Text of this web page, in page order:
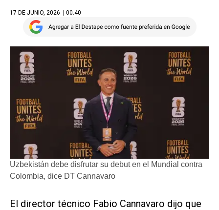
17 DE JUNIO, 2026 | 00.40
Uzbekistán debe disfrutar su debut en el Mundial contra
Colombia, dice DT Cannavaro
El director técnico Fabio Cannavaro dijo que